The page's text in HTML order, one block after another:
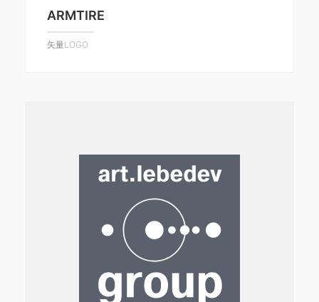
ARMTIRE
矢量LOGO